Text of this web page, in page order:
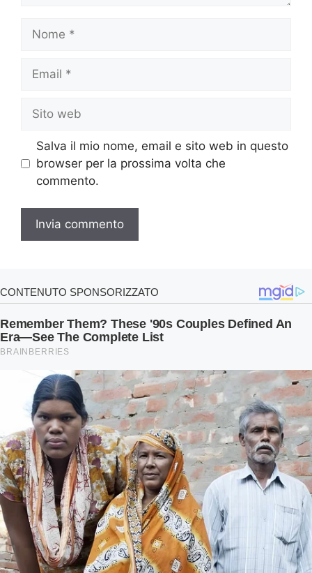
Nome
Email
Sito
web
Salva il mio nome, email e sito web in questo
browser per la prossima volta che
commento.